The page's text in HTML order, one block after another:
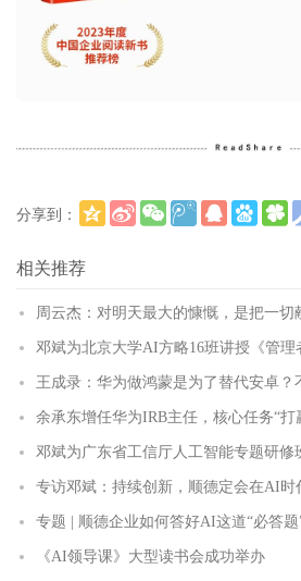
分享到：
相关推荐
周云杰：对明天最大的慷慨，是把一切
邓斌为北京大学AI方略16班讲授《管理
王成录：华为做鸿蒙是为了替代安卓？
余承东增任华为IRB主任，核心任务“打
邓斌为广东省工信厅人工智能专题研修
专访邓斌：持续创新，顺德定会在AI时
专题 | 顺德企业如何答好AI这道“必答题
《AI领导课》大型读书会成功举办